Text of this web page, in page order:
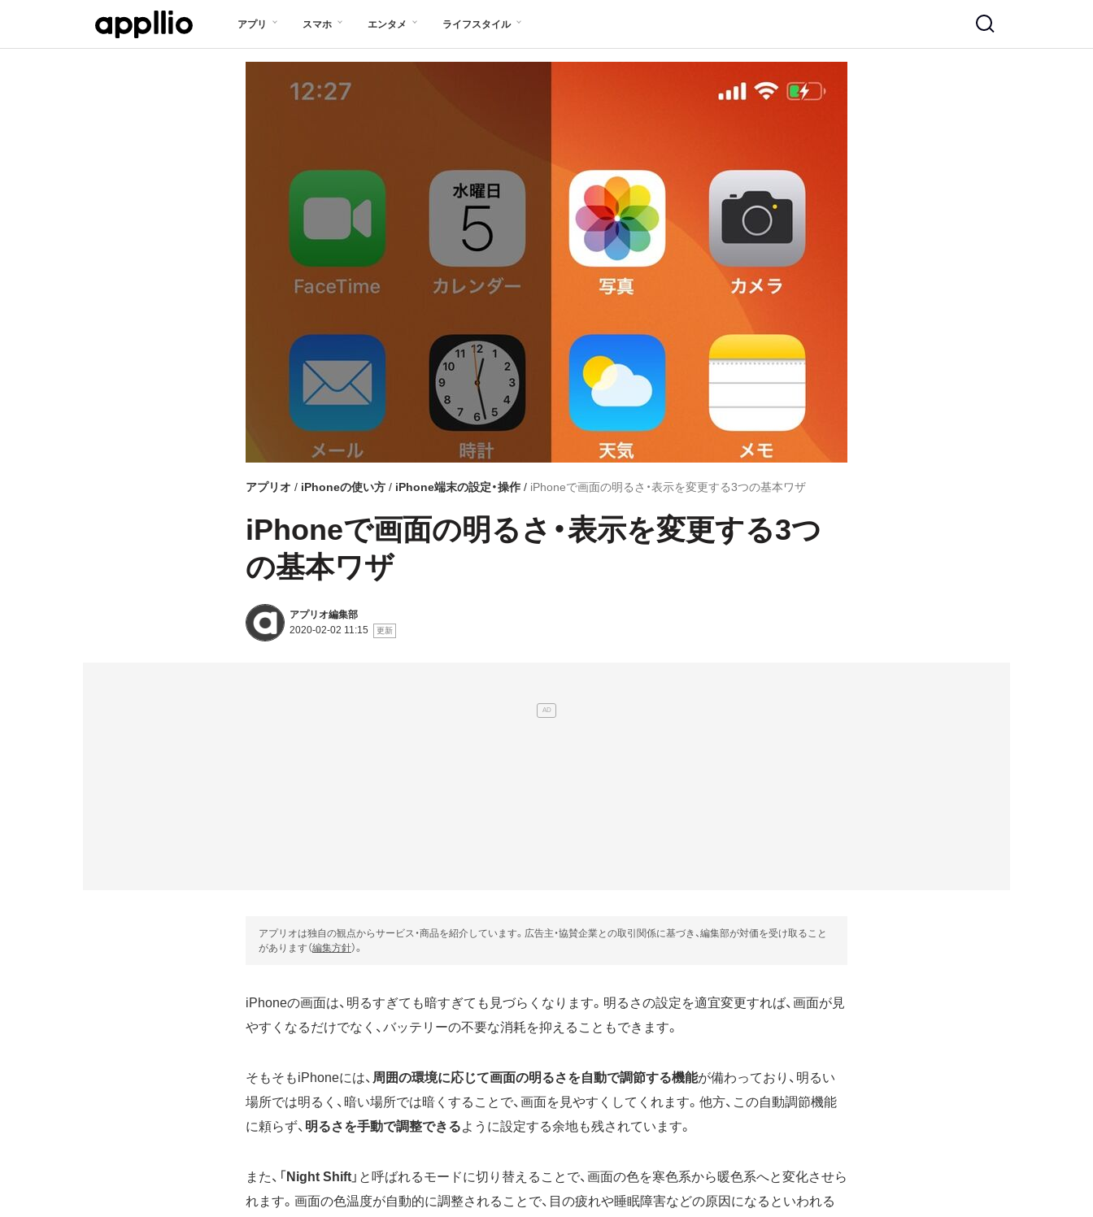
アプリ スマホ エンタメ ライフスタイル
アプリオ iPhoneの使い方 iPhone端末の設定・操作 iPhoneで画面の明るさ・表示を変更する3つの基本ワザ
iPhoneで画面の明るさ・表示を変更する3つ
の基本ワザ
アプリオ編集部
2020-02-02 11:15
アプリオは独自の観点からサービス・商品を紹介しています。広告主・協賛企業との取引関係に基づき、編集部が対価を受け取ること
があります（編集方針）。
iPhoneの画面は、明るすぎても暗すぎても見づらくなります。明るさの設定を適宜変更すれば、画面が見
やすくなるだけでなく、バッテリーの不要な消耗を抑えることもできます。
そもそもiPhoneには、 周囲の環境に応じて画面の明るさを自動で調節する機能が備わっており、明るい
場所では明るく、暗い場所では暗くすることで、画面を見やすくしてくれます。他方、この自動調節機能
に頼らず、 明るさを手動で調整できるように設定する余地も残されています。
また、「 Night Shift 」と呼ばれるモードに切り替えることで、画面の色を寒色系から暖色系へと変化させら
れます。画面の色温度が自動的に調整されることで、目の疲れや睡眠障害などの原因になるといわれる